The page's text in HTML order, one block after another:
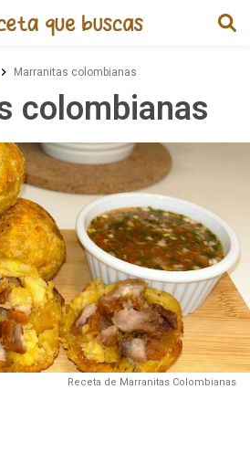
Marranitas colombianas
colombianas
Receta de Marranitas Colombianas